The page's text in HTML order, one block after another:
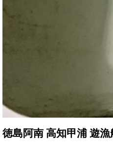
徳島阿南 高知甲浦 遊